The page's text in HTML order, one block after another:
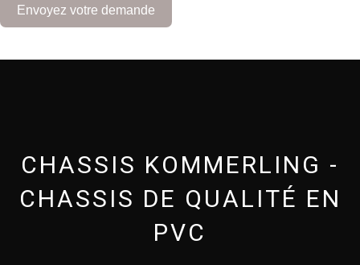
3
2
Envoyez votre demande
CHASSIS KOMMERLING -
CHASSIS DE QUALITÉ EN
PVC